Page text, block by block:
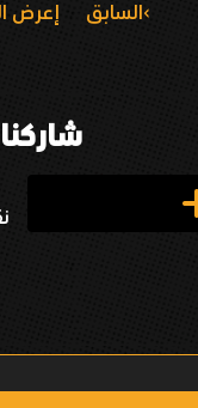
السابق إعرض